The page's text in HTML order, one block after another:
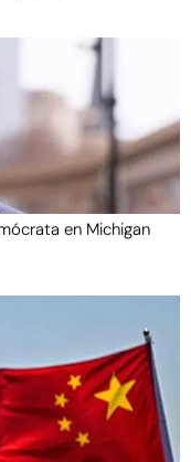
en Michigan